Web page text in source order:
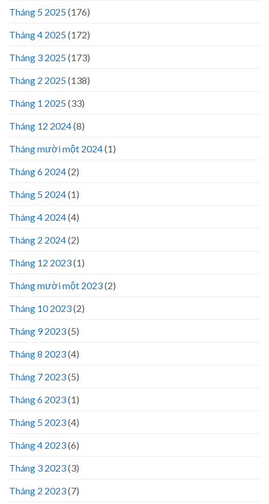
Tháng 5 2025(176)
Tháng 4 2025(172)
Tháng 3 2025(173)
Tháng 2 2025(138)
Tháng 1 2025(33)
Tháng 12 2024(8)
Tháng mười một 2024(1)
Tháng 6 2024(2)
Tháng 5 2024(1)
Tháng 4 2024(4)
Tháng 2 2024(2)
Tháng 12 2023(1)
Tháng mười một 2023(2)
Tháng 10 2023(2)
Tháng 9 2023(5)
Tháng 8 2023(4)
Tháng 7 2023(5)
Tháng 6 2023(1)
Tháng 5 2023(4)
Tháng 4 2023(6)
Tháng 3 2023(3)
Tháng 2 2023(7)